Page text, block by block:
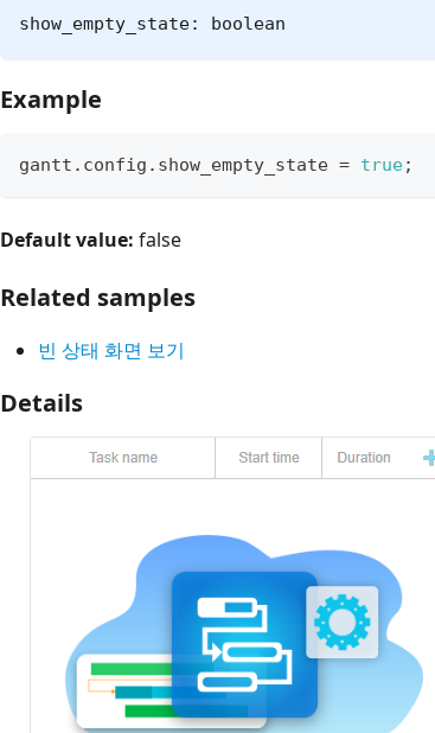
show_empty_state: boolean
Example
gantt . config . show_empty_state = true;
Default value: false
Related samples
빈 상태 화면 보기
Details